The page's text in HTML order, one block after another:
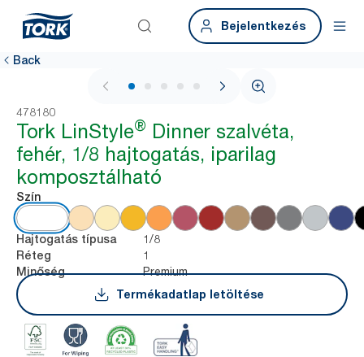
Bejelentkezés
Back
1 / 5
478180
Tork LinStyle® Dinner szalvéta,
fehér, 1/8 hajtogatás, iparilag
komposztálható
Szín
Hajtogatás típusa 1/8
Réteg 1
Minőség
Premium
Termékadatlap letöltése